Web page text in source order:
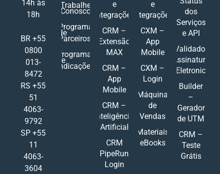
14h às
18h
BR +55
0800
013-
8472
RS +55
51
4063-
9792
SP +55
11
4063-
3604
Trabalhe
Conosco
Programa
de
Parceiros
Programa
de
Indicações
e
Integrações
CRM –
Extensão
MAX
CRM –
App
Mobile
CRM –
Inteligência
Artificial
CRM
PipeRun
Login
e
Integrações
CXM –
App
Mobile
CXM –
Login
Máquina
de
Vendas
Materiais
eBooks
dos
Serviços
e API
Validador
Assinatura
Eletronic
Builder
–
Gerador
de UTM
CRM –
Teste
Grátis